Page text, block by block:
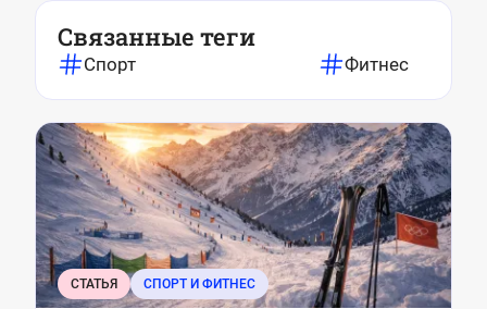
Связанные теги
Спорт Фитнес
СТАТЬЯ СПОРТ И ФИТНЕС